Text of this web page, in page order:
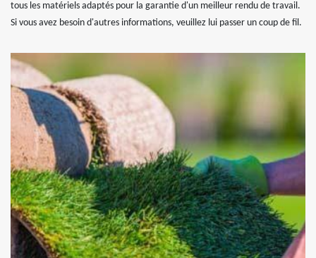
tous les matériels adaptés pour la garantie d'un meilleur rendu de travail.
Si vous avez besoin d'autres informations, veuillez lui passer un coup de fil.